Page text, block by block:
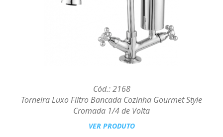
Cód.: 2168
Torneira Luxo Filtro Bancada Cozinha Gourmet Style
Cromada 1/4 de Volta
VER PRODUTO